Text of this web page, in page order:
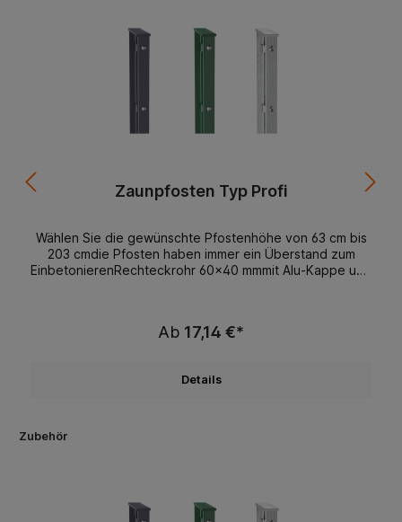
Zaunpfosten Typ Profi
Wählen Sie die gewünschte Pfostenhöhe von 63 cm bis
203 cmdie Pfosten haben immer ein Überstand zum
EinbetonierenRechteckrohr 60x40 mmmit Alu-Kappe und
Ausführungständig lagerndbeste Materialienbeste
Ab 17,14 €*
Details
Zubehör